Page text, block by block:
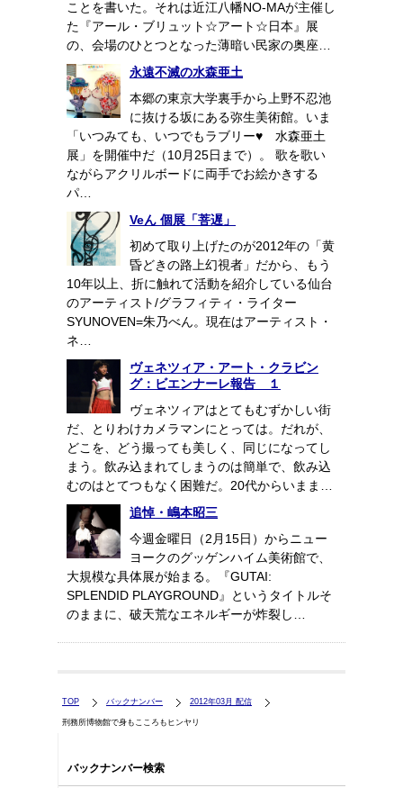
ことを書いた。それは近江八幡NO-MAが主催し
た『アール・ブリュット☆アート☆日本』展
の、会場のひとつとなった薄暗い民家の奥座…
永遠不滅の水森亜土
本郷の東京大学裏手から上野不忍池
に抜ける坂にある弥生美術館。いま
「いつみても、いつでもラブリー♥ 水森亜土
展」を開催中だ（10月25日まで）。 歌を歌い
ながらアクリルボードに両手でお絵かきする
パ…
Veん 個展「菩遅」
初めて取り上げたのが2012年の「黄
昏どきの路上幻視者」だから、もう
10年以上、折に触れて活動を紹介している仙台
のアーティスト/グラフィティ・ライター
SYUNOVEN=朱乃べん。現在はアーティスト・
ネ…
ヴェネツィア・アート・クラビン
グ：ビエンナーレ報告 １
ヴェネツィアはとてもむずかしい街
だ、とりわけカメラマンにとっては。だれが、
どこを、どう撮っても美しく、同じになってし
まう。飲み込まれてしまうのは簡単で、飲み込
むのはとてつもなく困難だ。20代からいまま…
追悼・嶋本昭三
今週金曜日（2月15日）からニュー
ヨークのグッゲンハイム美術館で、
大規模な具体展が始まる。『GUTAI:
SPLENDID PLAYGROUND』というタイトルそ
のままに、破天荒なエネルギーが炸裂し…
TOP バックナンバー 2012年03月 配信
刑務所博物館で身もこころもヒンヤリ
バックナンバー検索